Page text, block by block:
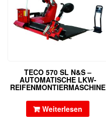
TECO 570 SL N&S –
AUTOMATISCHE LKW-
REIFENMONTIERMASCHINE
Weiterlesen